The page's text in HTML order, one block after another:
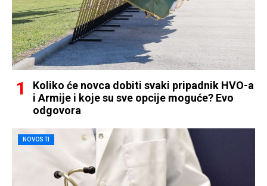
Koliko će novca dobiti svaki pripadnik HVO-a
i Armije i koje su sve opcije moguće? Evo
odgovora
NOVOSTI